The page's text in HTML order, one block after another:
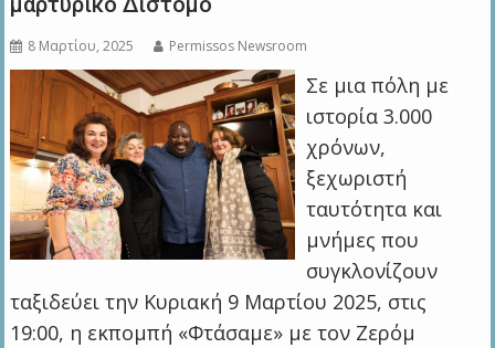
8 Μαρτίου, 2025 Permissos Newsroom
Σε μια πόλη με
ιστορία 3.000
χρόνων,
ξεχωριστή
ταυτότητα και
μνήμες που
συγκλονίζουν
ταξιδεύει την Κυριακή 9 Μαρτίου 2025, στις
19:00, η εκπομπή «Φτάσαμε» με τον Ζερόμ